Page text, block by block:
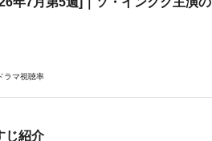
ラマ視聴率
じ紹介